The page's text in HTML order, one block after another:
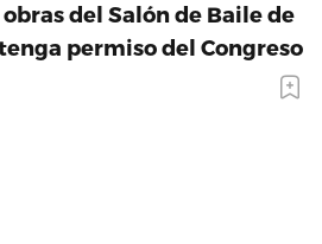
del Salón de Baile de
permiso del Congreso